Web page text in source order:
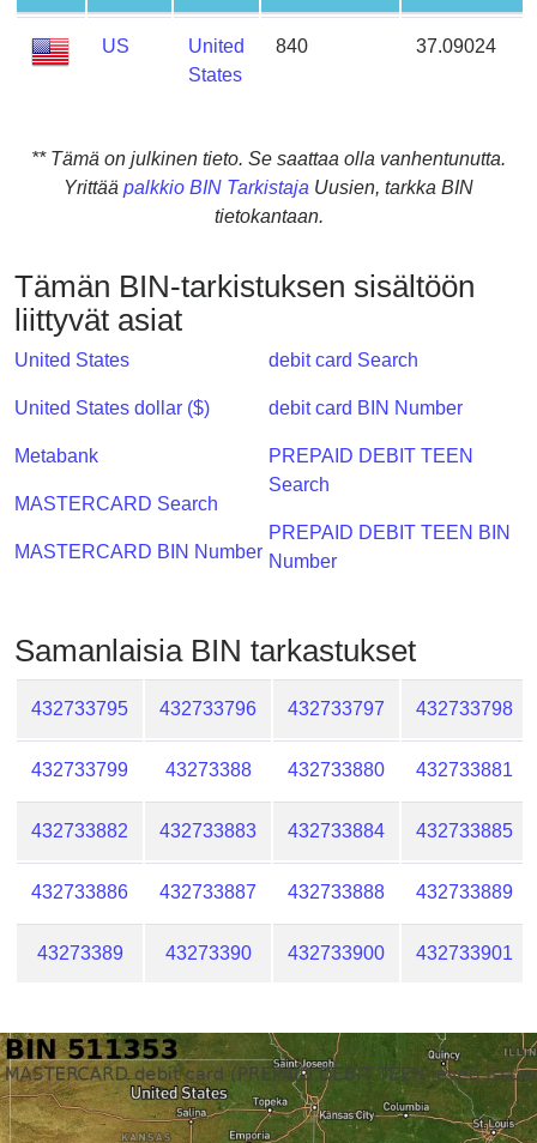
What
Address
IP
BIN
Checker
Validator
US
United
States
840 37.09024
** Tämä on julkinen tieto. Se saattaa olla vanhentunutta.
Yrittää palkkio BIN Tarkistaja Uusien, tarkka BIN
tietokantaan.
Tämän BIN-tarkistuksen sisältöön
liittyvät asiat
United States
United States dollar ($)
Metabank
MASTERCARD Search
MASTERCARD BIN Number
debit card Search
debit card BIN Number
PREPAID DEBIT TEEN
Search
PREPAID DEBIT TEEN BIN
Number
Samanlaisia ​​BIN tarkastukset
432733795 432733796 432733797 432733798
432733799 43273388 432733880 432733881
432733882 432733883 432733884 432733885
432733886 432733887 432733888 432733889
43273389 43273390 432733900 432733901